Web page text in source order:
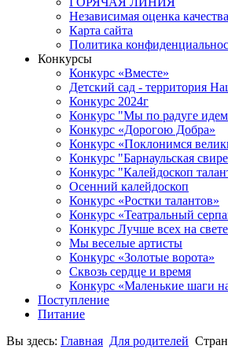
Независимая оценка
Карта сайта
Политика
Конкурсы
Конкурс «Вместе»
Детский сад - территория
Конкурс 2024г
Конкурс "Мы по радуге
Конкурс «Дорогою Добра»
Конкурс «Поклонимся
Конкурс "Барнаульская
Конкурс "Калейдоскоп
Осенний калейдоскоп
Конкурс «Ростки талантов»
Конкурс «Театральный
Конкурс Лучше всех на
Мы веселые артисты
Конкурс «Золотые ворота»
Сквозь сердце и время
Конкурс «Маленькие шаги
Поступление
Питание
Вы здесь: Главная Для родителей